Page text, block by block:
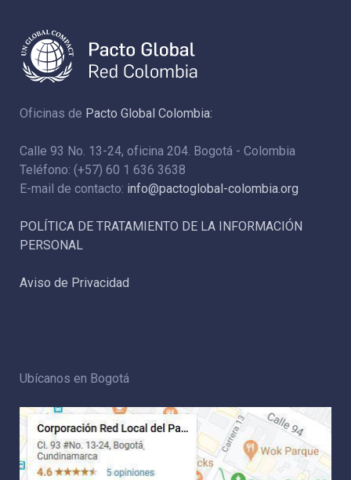
Oficinas de Pacto Global Colombia:
Calle 93 No. 13-24, oficina 204. Bogotá - Colombia
Teléfono: (+57) 60 1 636 3638
E-mail de contacto: info@pactoglobal-colombia.org
POLÍTICA DE TRATAMIENTO DE LA INFORMACIÓN
PERSONAL
Aviso de Privacidad
Ubícanos en Bogotá